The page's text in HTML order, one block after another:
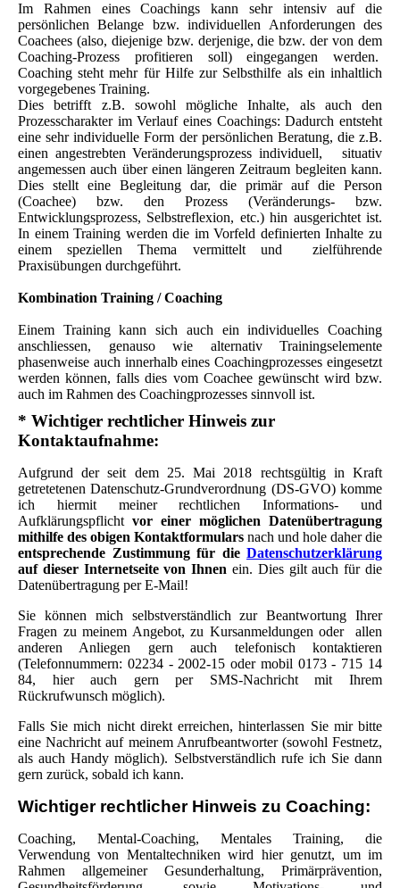
Im Rahmen eines Coachings kann sehr intensiv auf die
persönlichen Belange bzw. individuellen Anforderungen des
Coachees (also, diejenige bzw. derjenige, die bzw. der von dem
Coaching-Prozess profitieren soll) eingegangen werden.
Coaching steht mehr für Hilfe zur Selbsthilfe als ein inhaltlich
vorgegebenes Training.
Dies betrifft z.B. sowohl mögliche Inhalte, als auch den
Prozesscharakter im Verlauf eines Coachings: Dadurch entsteht
eine sehr individuelle Form der persönlichen Beratung, die z.B.
einen angestrebten Veränderungsprozess individuell, situativ
angemessen auch über einen längeren Zeitraum begleiten kann.
Dies stellt eine Begleitung dar, die primär auf die Person
(Coachee) bzw. den Prozess (Veränderungs- bzw.
Entwicklungsprozess, Selbstreflexion, etc.) hin ausgerichtet ist.
In einem Training werden die im Vorfeld definierten Inhalte zu
einem speziellen Thema vermittelt und zielführende
Praxisübungen durchgeführt.
Kombination Training / Coaching
Einem Training kann sich auch ein individuelles Coaching
anschliessen, genauso wie alternativ Trainingselemente
phasenweise auch innerhalb eines Coachingprozesses eingesetzt
werden können, falls dies vom Coachee gewünscht wird bzw.
auch im Rahmen des Coachingprozesses sinnvoll ist.
* Wichtiger rechtlicher Hinweis zur
Kontaktaufnahme:
Aufgrund der seit dem 25. Mai 2018 rechtsgültig in Kraft
getretetenen Datenschutz-Grundverordnung (DS-GVO) komme
ich hiermit meiner rechtlichen Informations- und
Aufklärungspflicht vor einer möglichen Datenübertragung
mithilfe des obigen Kontaktformulars nach und hole daher die
entsprechende Zustimmung für die Datenschutzerklärung
auf dieser Internetseite von Ihnen ein. Dies gilt auch für die
Datenübertragung per E-Mail!
Sie können mich selbstverständlich zur Beantwortung Ihrer
Fragen zu meinem Angebot, zu Kursanmeldungen oder allen
anderen Anliegen gern auch telefonisch kontaktieren
(Telefonnummern: 02234 - 2002-15 oder mobil 0173 - 715 14
84, hier auch gern per SMS-Nachricht mit Ihrem
Rückrufwunsch möglich).
Falls Sie mich nicht direkt erreichen, hinterlassen Sie mir bitte
eine Nachricht auf meinem Anrufbeantworter (sowohl Festnetz,
als auch Handy möglich). Selbstverständlich rufe ich Sie dann
gern zurück, sobald ich kann.
Wichtiger rechtlicher Hinweis zu Coaching:
Coaching, Mental-Coaching, Mentales Training, die
Verwendung von Mentaltechniken wird hier genutzt, um im
Rahmen allgemeiner Gesunderhaltung, Primärprävention,